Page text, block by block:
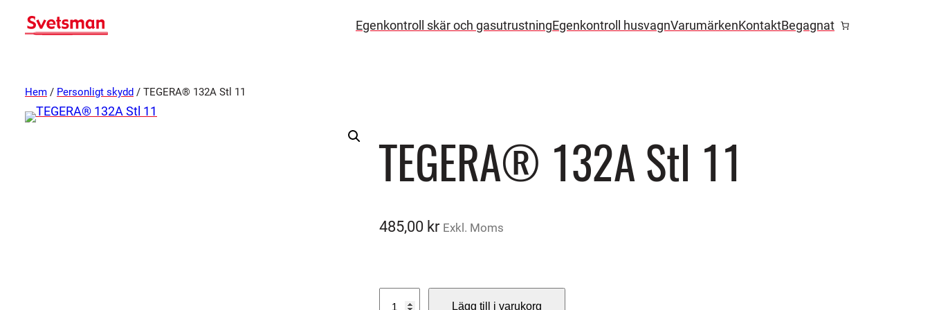
Egenkontroll skär och gasutrustningEgenkontroll husvagnVarumärkenKontaktBegagnat
Hem / Personligt skydd / TEGERA® 132A Stl 11
TEGERA® 132A Stl 11
485,00 kr Exkl. Moms
Lägg till i varukorg